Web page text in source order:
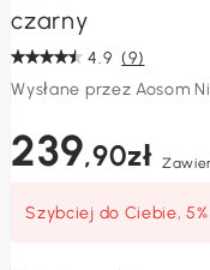
czarny
4.9 (9)
Wysłane przez Aosom
239,90zł
Szybciej do Ciebie,